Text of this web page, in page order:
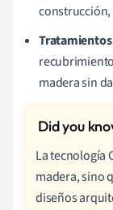
construcción,
madera sin
La tecnología
madera, sino
diseños